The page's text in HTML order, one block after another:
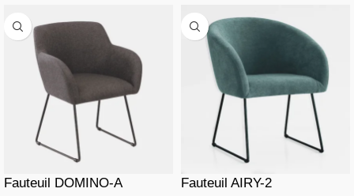
Fauteuil DOMINO-A Fauteuil AIRY-2